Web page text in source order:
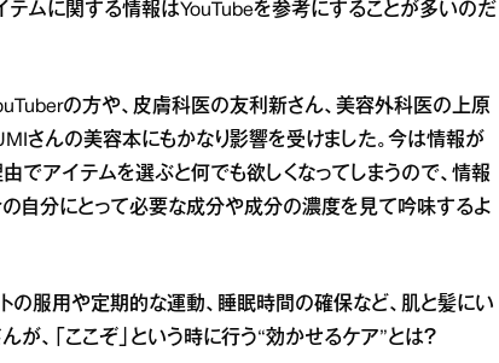
ムに関する情報はYouTubeを参考にすることが多いのだ
の方や、皮膚科医の友利新さん、美容外科医の上原
さんの美容本にもかなり影響を受けました。今は情報が
でアイテムを選ぶと何でも欲しくなってしまうので、情報
自分にとって必要な成分や成分の濃度を見て吟味するよ
の服用や定期的な運動、睡眠時間の確保など、肌と髪にい
、「ここぞ」という時に行う“効かせるケア”とは？